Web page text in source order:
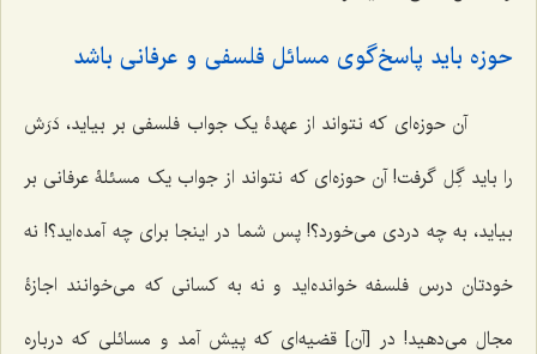
حوزه باید پاسخ‌گوی مسائل فلسفی و عرفانی باشد
آن حوزه‌ای که نتواند از عهدۀ یک جواب فلسفی بر بیاید، دَرَش
را باید گِل گرفت! آن حوزه‌ای که نتواند از جواب یک مسئلۀ عرفانی بر
بیاید، به چه دردی می‌خورد؟! پس شما در اینجا برای چه آمده‌اید؟! نه
خودتان درس فلسفه خوانده‌اید و نه به کسانی که می‌خوانند اجازۀ
مجال می‌دهید! در [آن] قضیه‌‌ای که پیش آمد و مسائلی که درباره